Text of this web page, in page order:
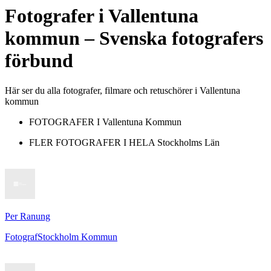
FotograferiVallentuna
kommun– Svenska fotografers
förbund
Här ser du alla fotografer, filmare och retuschörer i Vallentuna
kommun
FOTOGRAFER I Vallentuna Kommun
FLER FOTOGRAFER I HELA Stockholms Län
Per Ranung
FotografStockholm Kommun